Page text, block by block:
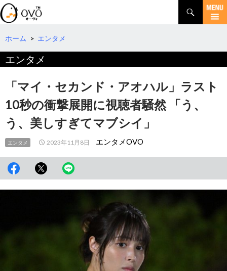
検
索
コ
テ
へ
ホーム > エンタメ
エンタメ
「マイ・セカンド・アオハル」ラスト
10秒の衝撃展開に視聴者騒然 「う、
う、美しすぎてマブシイ」
エンタメ 2023年11月8日 エンタメOVO